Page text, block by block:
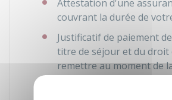
Attestation d'une
couvrant la durée de
Justificatif de paiement
titre de séjour et du droit
remettre au moment de